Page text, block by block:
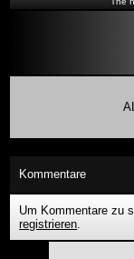
Kommentare
Um Kommentare zu
registrieren.